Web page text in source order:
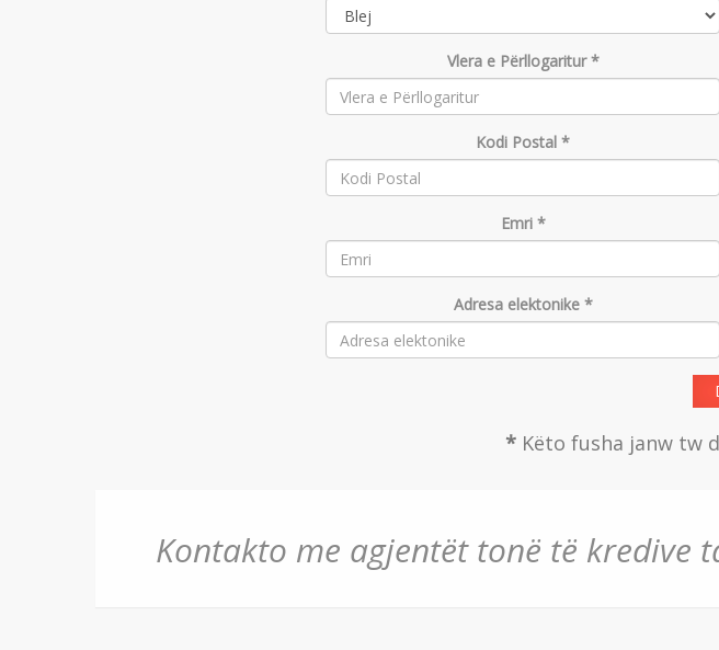
Vlera e Përllogaritur *
Kodi Postal *
Emri *
Adresa elektonike *
* Këto fusha janw tw
Kontakto me agjentët tonë të kredive